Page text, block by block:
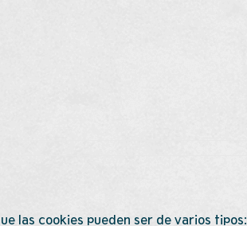
las cookies pueden ser de varios tipos: